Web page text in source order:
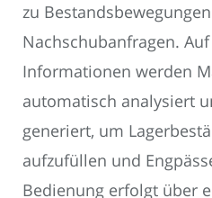
zu
Nachschubanfragen.
Informationen werden
automatisch analysiert
generiert, um
aufzufüllen und
Bedienung erfolgt über